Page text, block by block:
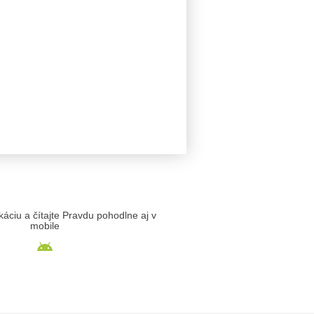
a čítajte Pravdu pohodlne aj v
mobile